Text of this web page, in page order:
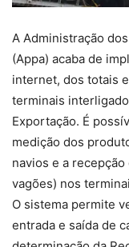
A Administração
(Appa) acaba de
internet, dos totais
terminais
Exportação. É
medição dos
navios e a
vagões) nos
O sistema permite
entrada e saída de